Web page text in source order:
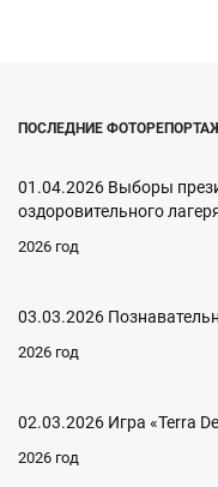
ПОСЛЕДНИЕ
01.04.2026 Выборы
оздоровительного
2026 год
03.03.2026
2026 год
02.03.2026 Игра «Terra
2026 год